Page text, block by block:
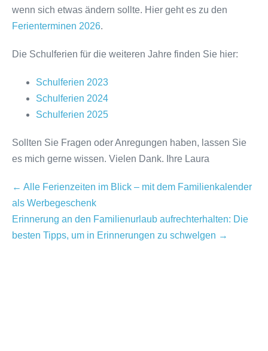
wenn sich etwas ändern sollte. Hier geht es zu den
Ferienterminen 2026.
Die Schulferien für die weiteren Jahre finden Sie hier:
Schulferien 2023
Schulferien 2024
Schulferien 2025
Sollten Sie Fragen oder Anregungen haben, lassen Sie
es mich gerne wissen. Vielen Dank. Ihre Laura
Beitragsnavigation
← Alle Ferienzeiten im Blick – mit dem Familienkalender
als Werbegeschenk
Erinnerung an den Familienurlaub aufrechterhalten: Die
besten Tipps, um in Erinnerungen zu schwelgen →